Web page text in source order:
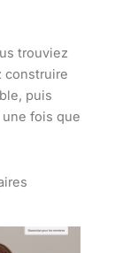
trouviez
construire
puis
fois que